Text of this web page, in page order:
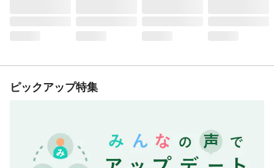
ピックアップ特集